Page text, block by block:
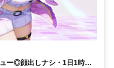
ー◎顔出しナシ・1日1時間